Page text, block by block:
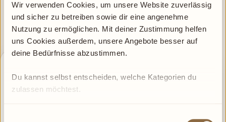
Wir verwenden Cookies, um unsere Website zuverlässig
und sicher zu betreiben sowie dir eine angenehme
Nutzung zu ermöglichen. Mit deiner Zustimmung helfen
uns Cookies außerdem, unsere Angebote besser auf
deine Bedürfnisse abzustimmen.
Du kannst selbst entscheiden, welche Kategorien du
zulassen möchtest.
Für regelmäßige Auszeiten, deinen Reiki-Weg und
besondere Aktionszeiträume.
Feel Good Deal